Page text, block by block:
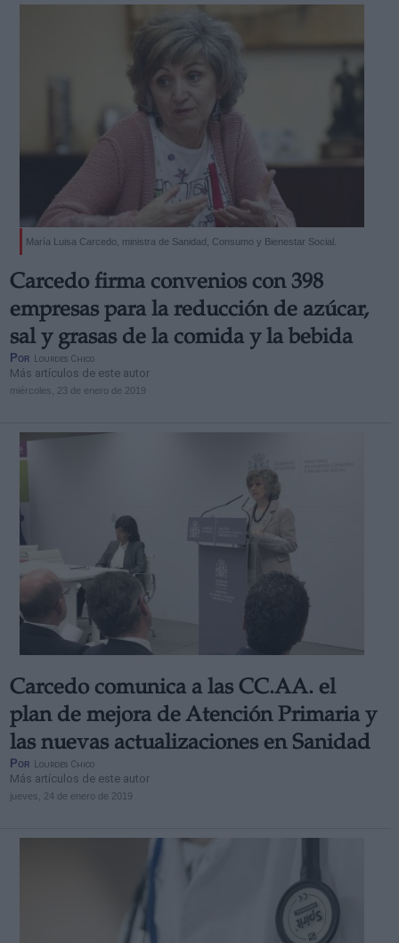
María Luisa Carcedo, ministra de Sanidad, Consumo y Bienestar Social.
Carcedo firma convenios con 398
empresas para la reducción de azúcar,
sal y grasas de la comida y la bebida
Por Lourdes Chico
Más artículos de este autor
miércoles, 23 de enero de 2019
Carcedo comunica a las CC.AA. el
plan de mejora de Atención Primaria y
las nuevas actualizaciones en Sanidad
Por Lourdes Chico
Más artículos de este autor
jueves, 24 de enero de 2019